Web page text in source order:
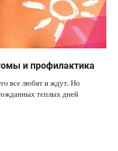
и профилактика
все любят и ждут. Но
теплых дней